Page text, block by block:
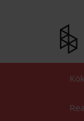
Kök